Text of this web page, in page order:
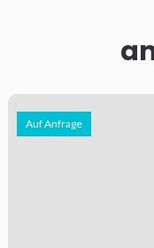
Auf Anfrage